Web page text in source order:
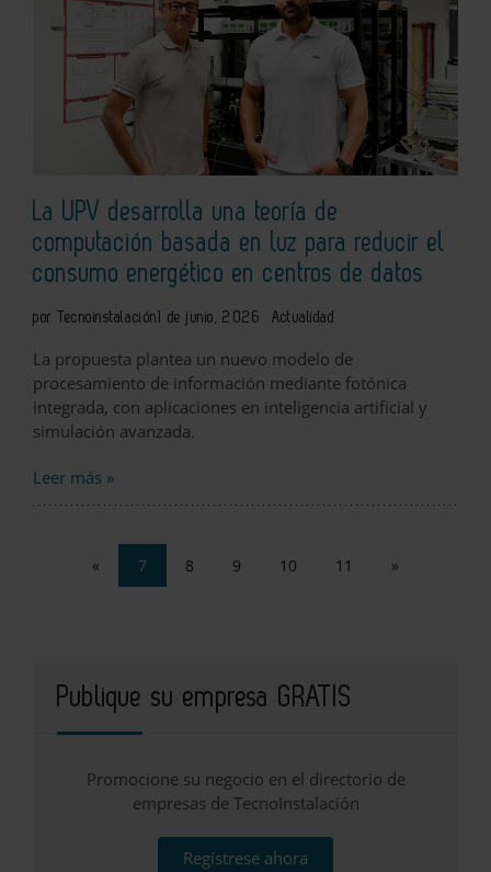
La UPV desarrolla una teoría de
computación basada en luz para reducir el
consumo energético en centros de datos
por Tecnoinstalación 1 de junio, 2026 Actualidad
La propuesta plantea un nuevo modelo de
procesamiento de información mediante fotónica
integrada, con aplicaciones en inteligencia artificial y
simulación avanzada.
Leer más »
« 7 8 9 10 11 »
Publique su empresa GRATIS
Promocione su negocio en el directorio de
empresas de TecnoInstalación
Regístrese ahora